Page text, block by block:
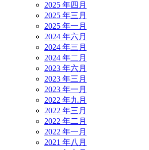
2025 年四月
2025 年三月
2025 年一月
2024 年六月
2024 年三月
2024 年二月
2023 年六月
2023 年三月
2023 年一月
2022 年九月
2022 年三月
2022 年二月
2022 年一月
2021 年八月